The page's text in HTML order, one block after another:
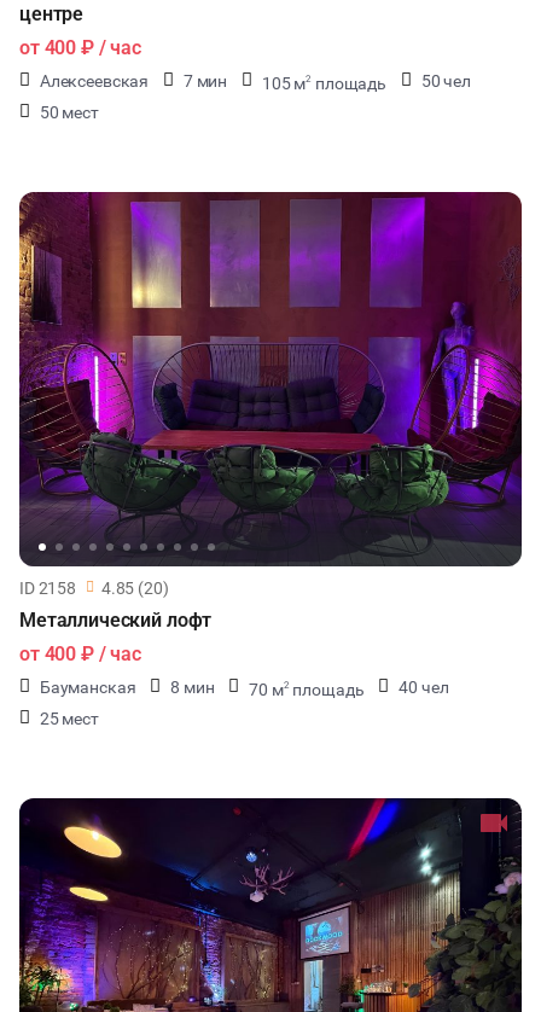
центре
от 400 ₽/ час
Алексеевская 7 мин 105 м2 площадь
50 чел
50 мест
ID 2158 4.85 (20)
Металлический лофт
от 400 ₽/ час
Бауманская 8 мин 70 м2 площадь
40 чел
25 мест